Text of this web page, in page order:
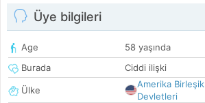
Üye bilgileri
Age
58 yaşında
Burada
Ciddi ilişki
Ülke
Amerika Birleşik
Devletleri